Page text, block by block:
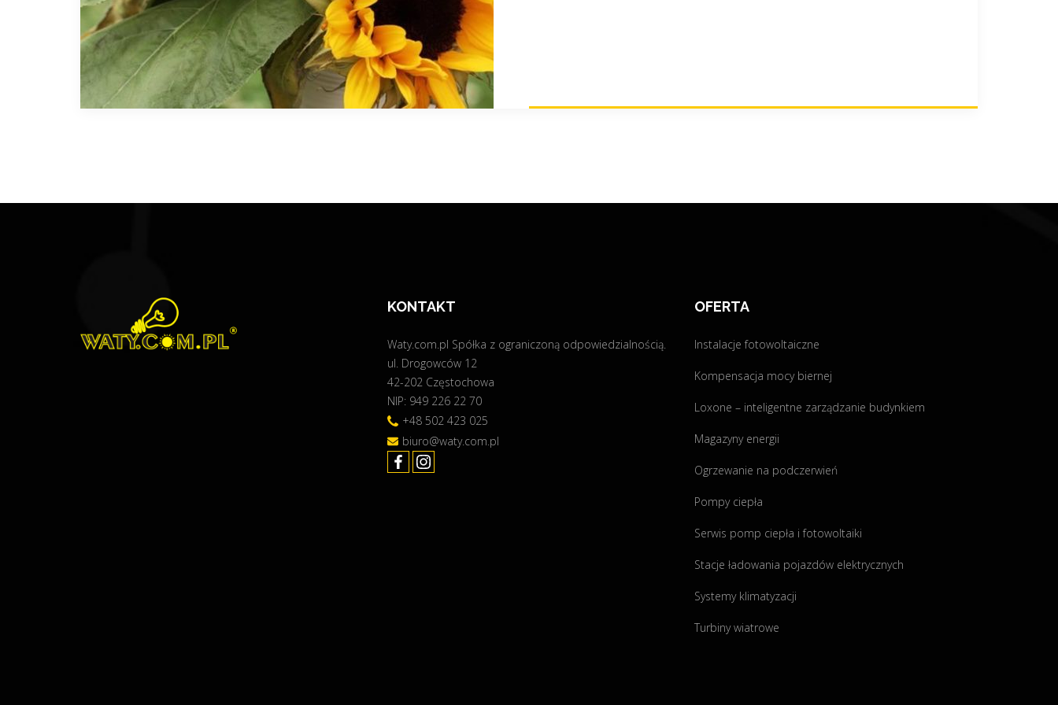
KONTAKT
Waty.com.pl Spółka z ograniczoną odpowiedzialnością.
ul. Drogowców 12
42-202 Częstochowa
NIP: 949 226 22 70
+48 502 423 025
biuro@waty.com.pl
OFERTA
Instalacje fotowoltaiczne
Kompensacja mocy biernej
Loxone – inteligentne zarządzanie budynkiem
Magazyny energii
Ogrzewanie na podczerwień
Pompy ciepła
Serwis pomp ciepła i fotowoltaiki
Stacje ładowania pojazdów elektrycznych
Systemy klimatyzacji
Turbiny wiatrowe